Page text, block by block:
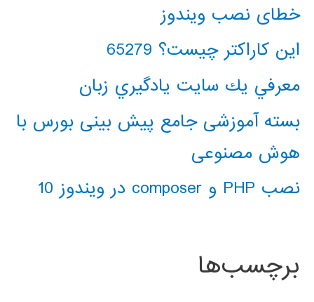
خطای نصب ویندوز
این کاراکتر چیست؟ 65279
معرفي يك سايت يادگيري زبان
بسته آموزشی جامع پیش بینی بورس با
هوش مصنوعی
نصب PHP و composer در ویندوز 10
برچسب‌ها